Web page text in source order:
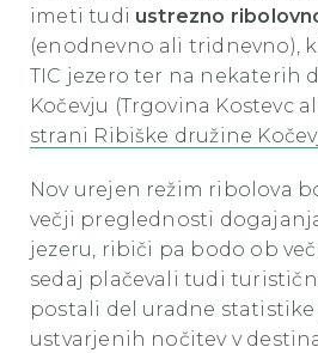
imeti tudi ustrezno
(enodnevno ali tridnevno),
TIC jezero ter na nekaterih
Kočevju (Trgovina Kostevc
strani Ribiške družine
Nov urejen režim ribolova
večji preglednosti
jezeru, ribiči pa bodo ob
sedaj plačevali tudi
postali del uradne
ustvarjenih nočitev v